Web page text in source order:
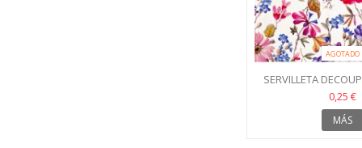
AGOTADO
SERVILLETA
COLORES
0,25 €
MÁS